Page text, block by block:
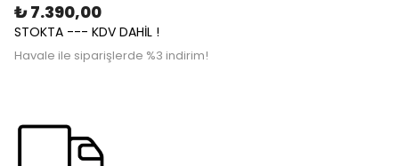
₺ 7.390,00
STOKTA --- KDV DAHİL !
Havale ile siparişlerde %3 indirim!